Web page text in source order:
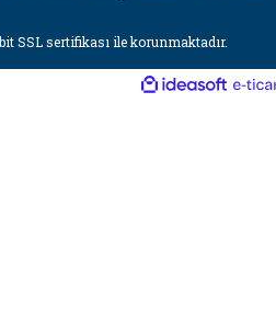
SSL sertifikası ile korunmaktadır.
ideasoft